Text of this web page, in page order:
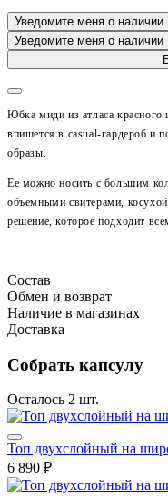
Уведомите меня о наличии
Уведомите меня о наличии
Юбка миди из атласа
впишется в casual-гардероб и
образы.
Ее можно носить с большим
объемными свитерами,
решение, которое подходит
Состав
Обмен и возврат
Наличие в магазинах
Доставка
Собрать капсулу
Осталось 2 шт.
Топ двухслойный на
6 890 ₽